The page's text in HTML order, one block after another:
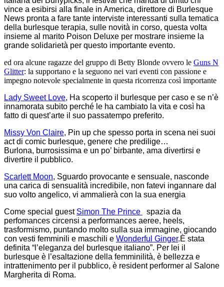
vince a esibirsi alla finale in America, direttore di Burlesque
News pronta a fare tante interviste interessanti sulla tematica
della burlesque terapia, sulle novità in corso, questa volta
insieme al marito Poison Deluxe per mostrare insieme la
grande solidarietà per questo importante evento.
ed ora alcune ragazze del gruppo di Betty Blonde ovvero le Guns N
Glitter: la supportano e la seguono nei vari eventi con passione e
impegno notevole specialmente in questa ricorrenza così importante
Lady Sweet Love, Ha scoperto il burlesque per caso e se n’è
innamorata subito perché le ha cambiato la vita e così ha
fatto di quest’arte il suo passatempo preferito.
Missy Von Claire, Pin up che spesso porta in scena nei suoi
act di comic burlesque, genere che predilige…
Burlona, burrosissima e un po’ birbante, ama divertirsi e
divertire il pubblico.
Scarlett Moon, Sguardo provocante e sensuale, nasconde
una carica di sensualità incredibile, non fatevi ingannare dal
suo volto angelico, vi ammalierà con la sua energia
Come special guest Simon The Prince
spazia da
perfomances circensi a performances aeree, heels,
trasformismo, puntando molto sulla sua immagine, giocando
con vesti femminili e maschili e Wonderful Ginger.È stata
definita “l’eleganza del burlesque italiano”. Per lei il
burlesque è l’esaltazione della femminilità, è bellezza e
intrattenimento per il pubblico, è resident performer al Salone
Margherita di Roma.